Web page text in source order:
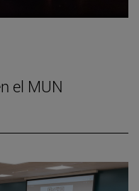
el MUN